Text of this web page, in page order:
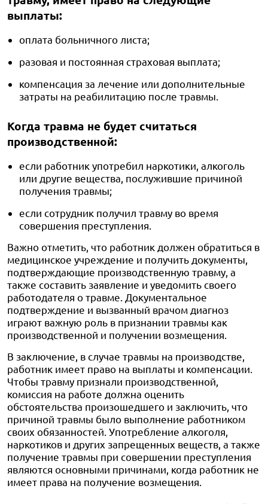
выплаты:
оплата больничного листа;
разовая и постоянная страховая выплата;
компенсация за лечение или дополнительные
затраты на реабилитацию после травмы.
Когда травма не будет считаться
производственной:
если работник употребил наркотики, алкоголь
или другие вещества, послужившие причиной
получения травмы;
если сотрудник получил травму во время
совершения преступления.
Важно отметить, что работник должен обратиться в
медицинское учреждение и получить документы,
подтверждающие производственную травму, а
также составить заявление и уведомить своего
работодателя о травме. Документальное
подтверждение и вызванный врачом диагноз
играют важную роль в признании травмы как
производственной и получении возмещения.
В заключение, в случае травмы на производстве,
работник имеет право на выплаты и компенсации.
Чтобы травму признали производственной,
комиссия на работе должна оценить
обстоятельства произошедшего и заключить, что
причиной травмы было выполнение работником
своих обязанностей. Употребление алкоголя,
наркотиков и других запрещенных веществ, а также
получение травмы при совершении преступления
являются основными причинами, когда работник не
имеет права на получение возмещения.